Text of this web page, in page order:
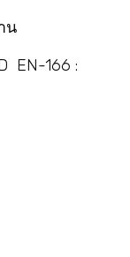
น
EN-166 :